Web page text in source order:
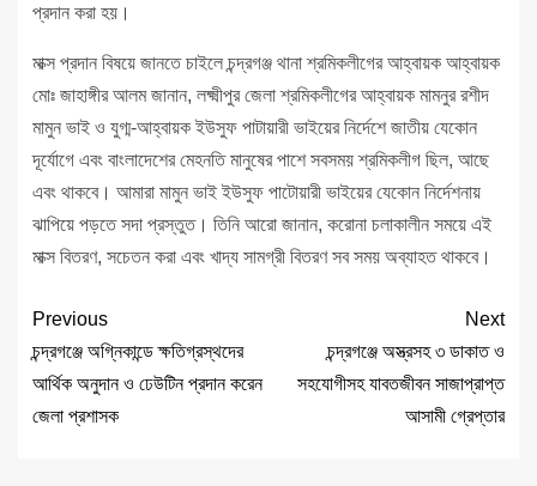
প্রদান করা হয়।
মাক্স প্রদান বিষয়ে জানতে চাইলে চন্দ্রগঞ্জ থানা শ্রমিকলীগের আহ্বায়ক আহ্বায়ক
মোঃ জাহাঙ্গীর আলম জানান, লক্ষ্মীপুর জেলা শ্রমিকলীগের আহ্বায়ক মামনুর রশীদ
মামুন ভাই ও যুগ্ম-আহ্বায়ক ইউসুফ পাটায়ারী ভাইয়ের নির্দেশে জাতীয় যেকোন
দূর্যোগে এবং বাংলাদেশের মেহনতি মানুষের পাশে সবসময় শ্রমিকলীগ ছিল, আছে
এবং থাকবে। আমারা মামুন ভাই ইউসুফ পাটোয়ারী ভাইয়ের যেকোন নির্দেশনায়
ঝাপিয়ে পড়তে সদা প্রস্তুত। তিনি আরো জানান, করোনা চলাকালীন সময়ে এই
মাক্স বিতরণ, সচেতন করা এবং খাদ্য সামগ্রী বিতরণ সব সময় অব্যাহত থাকবে।
Previous
চন্দ্রগঞ্জে অগ্নিকান্ডে ক্ষতিগ্রস্থদের
আর্থিক অনুদান ও ঢেউটিন প্রদান করেন
জেলা প্রশাসক
Next
চন্দ্রগঞ্জে অস্ত্রসহ ৩ ডাকাত ও
সহযোগীসহ যাবতজীবন সাজাপ্রাপ্ত
আসামী গ্রেপ্তার